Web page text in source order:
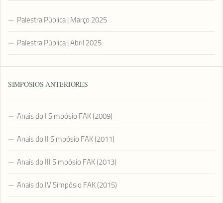
Palestra Pública | Março 2025
Palestra Pública | Abril 2025
SIMPÓSIOS ANTERIORES
Anais do I Simpósio FAK (2009)
Anais do II Simpósio FAK (2011)
Anais do III Simpósio FAK (2013)
Anais do IV Simpósio FAK (2015)